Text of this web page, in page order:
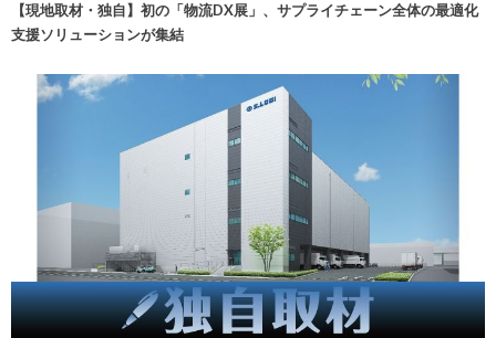
【現地取材・独自】初の「物流DX展」、サプライチェーン全体の最適化
支援ソリューションが集結